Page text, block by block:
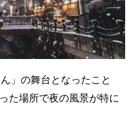
」の舞台となったこと
た場所で夜の風景が特に